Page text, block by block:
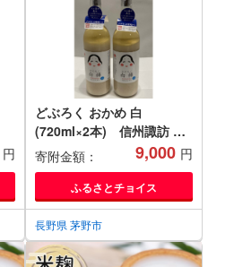
円
どぶろく おかめ 白
(720ml×2本) 信州諏訪 丸
井伊藤商店【1576498】
寄附金額： 9,000 円
ふるさとチョイス
長野県 茅野市